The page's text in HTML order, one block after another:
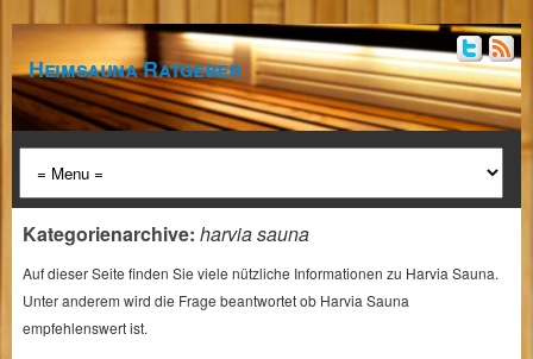
Heimsauna Ratgeber
Kategorienarchive: harvia sauna
Auf dieser Seite finden Sie viele nützliche Informationen zu Harvia Sauna.
Unter anderem wird die Frage beantwortet ob Harvia Sauna
empfehlenswert ist.